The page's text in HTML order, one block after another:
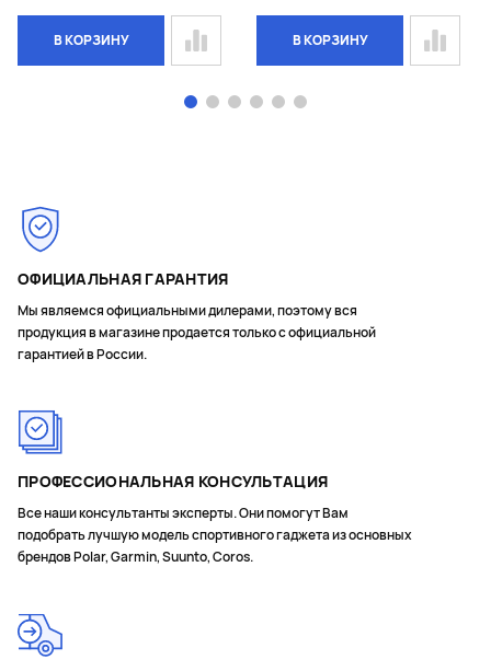
В КОРЗИНУ В КОРЗИНУ
ОФИЦИАЛЬНАЯ ГАРАНТИЯ
Мы являемся официальными дилерами, поэтому вся
продукция в магазине продается только с официальной
гарантией в России.
ПРОФЕССИОНАЛЬНАЯ КОНСУЛЬТАЦИЯ
Все наши консультанты эксперты. Они помогут Вам
подобрать лучшую модель спортивного гаджета из основных
брендов Polar, Garmin, Suunto, Coros.